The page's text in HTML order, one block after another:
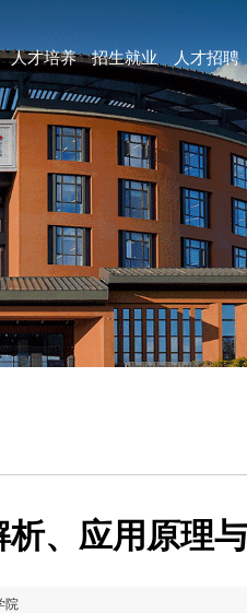
人才培养 招生就业 人才招聘
、应用原理
院